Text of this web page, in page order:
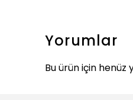
Yorumlar
Bu ürün için henüz